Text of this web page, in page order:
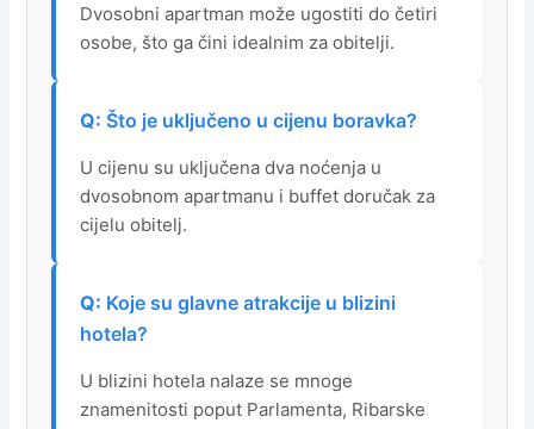
Dvosobni apartman može ugostiti do četiri
osobe, što ga čini idealnim za obitelji.
Što je uključeno u cijenu boravka?
U cijenu su uključena dva noćenja u
dvosobnom apartmanu i buffet doručak za
cijelu obitelj.
Koje su glavne atrakcije u blizini
hotela?
U blizini hotela nalaze se mnoge
znamenitosti poput Parlamenta, Ribarske